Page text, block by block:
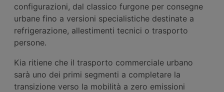
configurazioni, dal classico furgone per consegne
urbane fino a versioni specialistiche destinate a
refrigerazione, allestimenti tecnici o trasporto
persone.
Kia ritiene che il trasporto commerciale urbano
sarà uno dei primi segmenti a completare la
transizione verso la mobilità a zero emissioni